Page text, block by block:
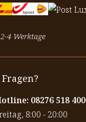
4 Werktage
08276 518 400
8:00 - 20:00